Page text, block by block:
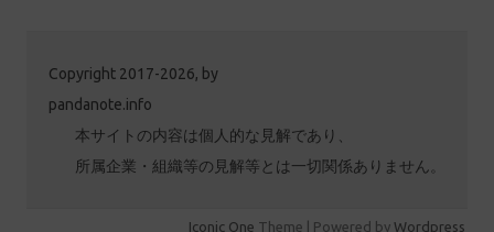
Copyright 2017-2026, by
pandanote.info
本サイトの内容は個人的な見解であり、
所属企業・組織等の見解等とは一切関係ありません。
Iconic One Theme | Powered by Wordpress